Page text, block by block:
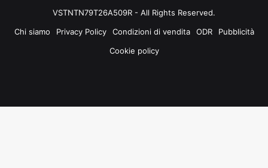
VSTNTN79T26A509R - All Rights Reserved.
Chi siamo
Privacy Policy Condizioni di vendita ODR
Pubblicità
Cookie policy
Tube